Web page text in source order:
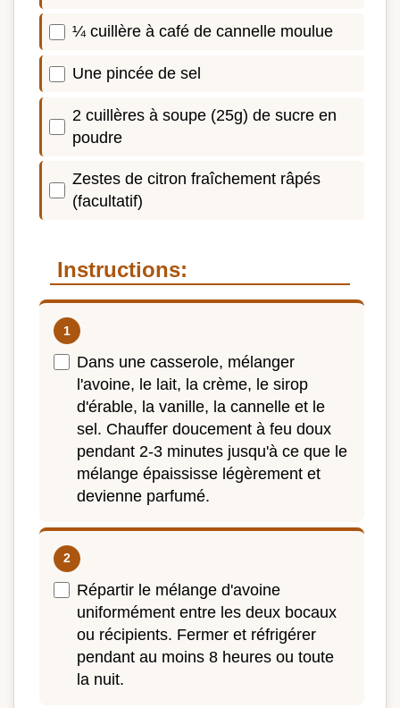
¼ cuillère à café de cannelle moulue
Une pincée de sel
2 cuillères à soupe (25g) de sucre en
poudre
Zestes de citron fraîchement râpés
(facultatif)
Instructions:
Dans une casserole, mélanger
l'avoine, le lait, la crème, le sirop
d'érable, la vanille, la cannelle et le
sel. Chauffer doucement à feu doux
pendant 2-3 minutes jusqu'à ce que le
mélange épaississe légèrement et
devienne parfumé.
Répartir le mélange d'avoine
uniformément entre les deux bocaux
ou récipients. Fermer et réfrigérer
pendant au moins 8 heures ou toute
la nuit.